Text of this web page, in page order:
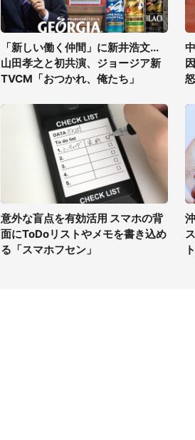
「新しい働く仲間」に新井浩文...
山田孝之と初共演、ジョージア新
TVCM「おつかれ、俺たち」
怒
意外な盲点を有効活用 スマホの背
面にToDoリストやメモを書き込め
る「スマホフセン」